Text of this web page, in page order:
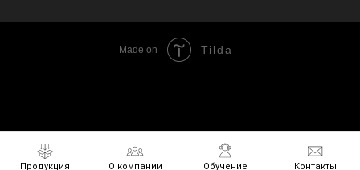
Продукция О компании Обучение Контакты
Продукция О компании Обучение Контакты
Made on Tilda